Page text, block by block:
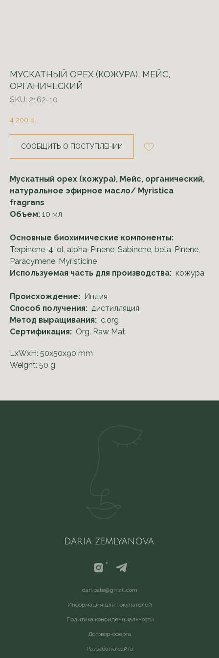
МУСКАТНЫЙ ОРЕХ (КОЖУРА), МЕЙС,
ОРГАНИЧЕСКИЙ
SKU: 2162-10
4 200 р.
СООБЩИТЬ О ПОСТУПЛЕНИИ
Мускатный орех (кожура), Мейс, органический,
натуральное эфирное масло/ Myristica
fragrans
Объем: 10 мл
Основные биохимические компоненты:
Terpinene-4-ol, alpha-Pinene, Sabinene, beta-Pinene,
Paracymene, Myristicine
Используемая часть для производства: кожура
Происхождение: Индия
Способ получения: дистилляция
Метод выращивания: c.org
Сертификация: Org. Raw Mat.
LxWxH: 50x50x90 mm
Weight: 50 g
*
Политика конфиденциальности
Разработка сайта
Договор-оферта
Информация для покупателей
dari.pate@gmail.com